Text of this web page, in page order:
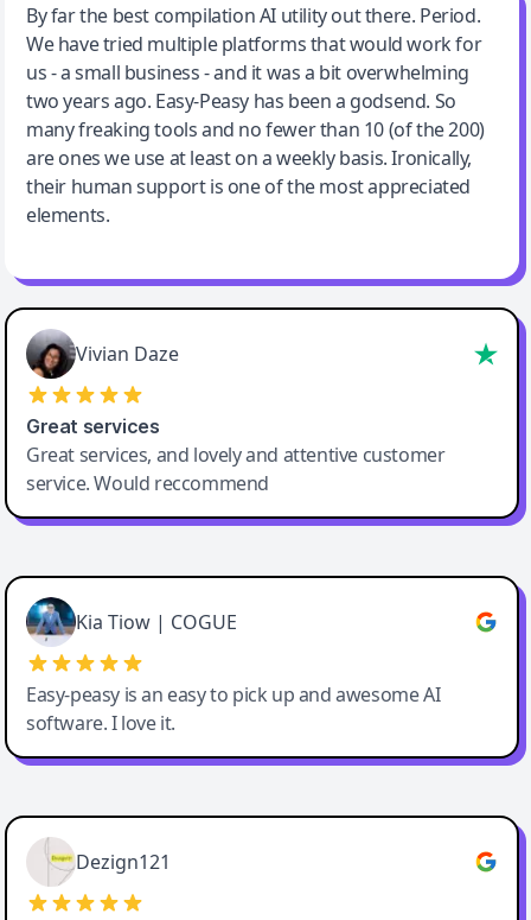
Jeff Wilson
By far the best compilation AI utility
By far the best compilation AI utility out there. Period.
We have tried multiple platforms that would work for
us - a small business - and it was a bit overwhelming
two years ago. Easy-Peasy has been a godsend. So
many freaking tools and no fewer than 10 (of the 200)
are ones we use at least on a weekly basis. Ironically,
their human support is one of the most appreciated
elements.
Vivian Daze
Great services
Great services, and lovely and attentive customer
service. Would reccommend
Cody Crabb
Great service, Best AI tool
Kia Tiow | COGUE
Easy-peasy is an easy to pick up and awesome AI
software. I love it.
Easy-Peasy AI
Dezign121